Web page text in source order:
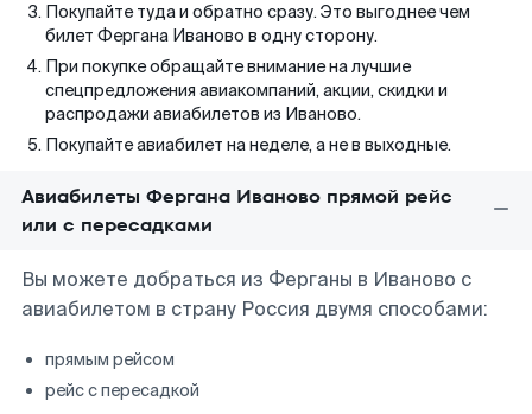
Покупайте туда и обратно сразу. Это выгоднее чем
билет Фергана Иваново в одну сторону.
При покупке обращайте внимание на лучшие
спецпредложения авиакомпаний, акции, скидки и
распродажи авиабилетов из Иваново.
Покупайте авиабилет на неделе, а не в выходные.
Авиабилеты Фергана Иваново прямой рейс
или с пересадками
Вы можете добраться из Ферганы в Иваново с
авиабилетом в страну Россия двумя способами:
прямым рейсом
рейс с пересадкой